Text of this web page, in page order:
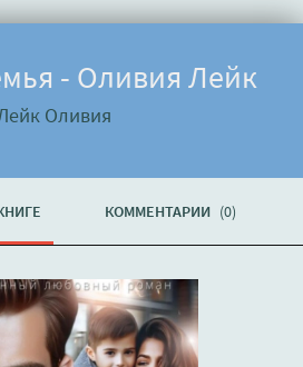
- Оливия Лейк
Оливия
КОММЕНТАРИИ (0)